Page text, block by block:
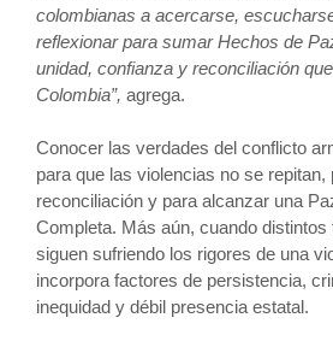
colombianas a acercarse,
reflexionar para sumar Hechos de
unidad, confianza y reconciliación
Colombia”, agrega.
Conocer las verdades del conflicto
para que las violencias no se
reconciliación y para alcanzar una
Completa. Más aún, cuando distintos
siguen sufriendo los rigores de una
incorpora factores de persistencia,
inequidad y débil presencia estatal.